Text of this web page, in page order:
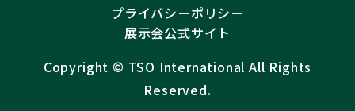
プライバシーポリシー
展示会公式サイト
Copyright ©︎ TSO International All Rights
Reserved.